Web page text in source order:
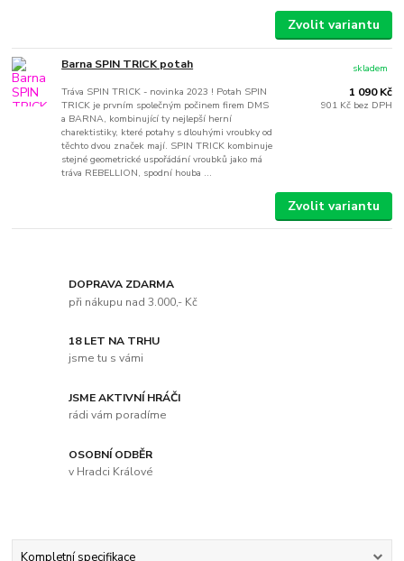
Zvolit variantu
Barna SPIN TRICK potah
Tráva SPIN TRICK - novinka 2023 ! Potah SPIN
TRICK je prvním společným počinem firem DMS
a BARNA, kombinující ty nejlepší herní
charektistiky, které potahy s dlouhými vroubky od
těchto dvou značek mají. SPIN TRICK kombinuje
stejné geometrické uspořádání vroubků jako má
tráva REBELLION, spodní houba ...
1 090 Kč
901 Kč bez DPH
skladem
Zvolit variantu
DOPRAVA ZDARMA
při nákupu nad 3.000,- Kč
18 LET NA TRHU
jsme tu s vámi
JSME AKTIVNÍ HRÁČI
rádi vám poradíme
OSOBNÍ ODBĚR
v Hradci Králové
Kompletní specifikace